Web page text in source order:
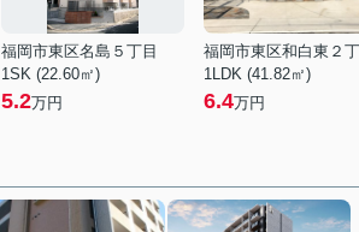
福岡市東区名島５丁目
1SK (22.60㎡)
5.2万円
福岡市東区和白東２
1LDK (41.82㎡)
6.4万円